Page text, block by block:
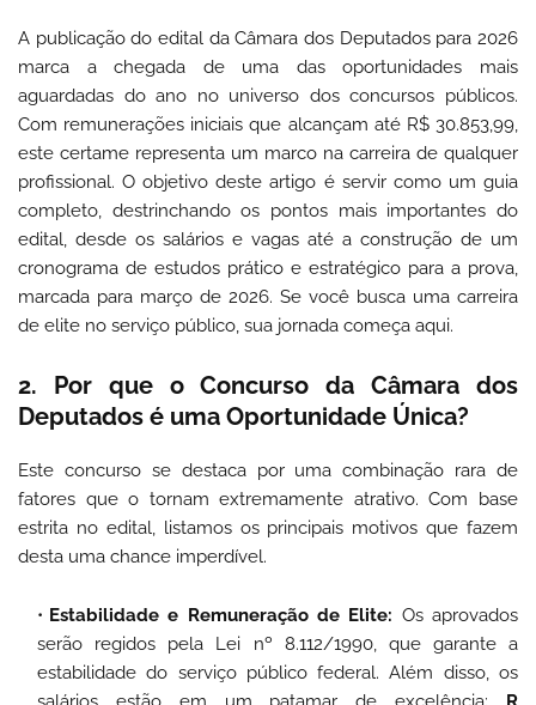
A publicação do edital da Câmara dos Deputados para 2026
marca a chegada de uma das oportunidades mais
aguardadas do ano no universo dos concursos públicos.
Com remunerações iniciais que alcançam até R$ 30.853,99,
este certame representa um marco na carreira de qualquer
profissional. O objetivo deste artigo é servir como um guia
completo, destrinchando os pontos mais importantes do
edital, desde os salários e vagas até a construção de um
cronograma de estudos prático e estratégico para a prova,
marcada para março de 2026. Se você busca uma carreira
de elite no serviço público, sua jornada começa aqui.
2. Por que o Concurso da Câmara dos
Deputados é uma Oportunidade Única?
Este concurso se destaca por uma combinação rara de
fatores que o tornam extremamente atrativo. Com base
estrita no edital, listamos os principais motivos que fazem
desta uma chance imperdível.
Estabilidade e Remuneração de Elite: Os aprovados
serão regidos pela Lei nº 8.112/1990, que garante a
estabilidade do serviço público federal. Além disso, os